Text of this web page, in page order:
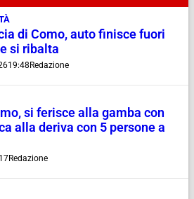
di Como, auto finisce fuori
si ribalta
19:48 Redazione
si ferisce alla gamba con
alla deriva con 5 persone a
Redazione